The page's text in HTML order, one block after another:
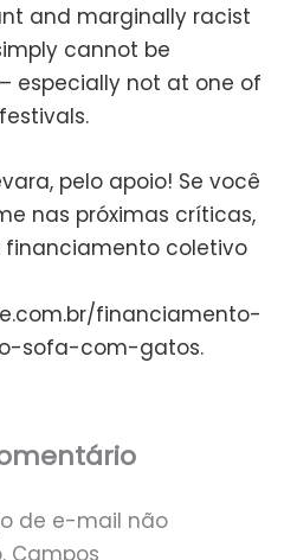
and marginally racist
cannot be
especially not at one of
pelo apoio! Se você
nas próximas críticas,
coletivo
financiamento-
sofa-com-gatos.
de e-mail não
Campos